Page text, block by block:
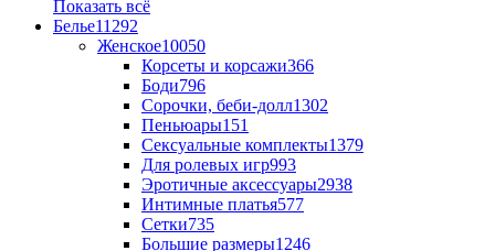
Показать всё
Белье11292
Женское10050
Корсеты и корсажи366
Боди796
Сорочки, беби-долл1302
Пеньюары151
Сексуальные комплекты1379
Для ролевых игр993
Эротичные аксессуары2938
Интимные платья577
Сетки735
Большие размеры1246